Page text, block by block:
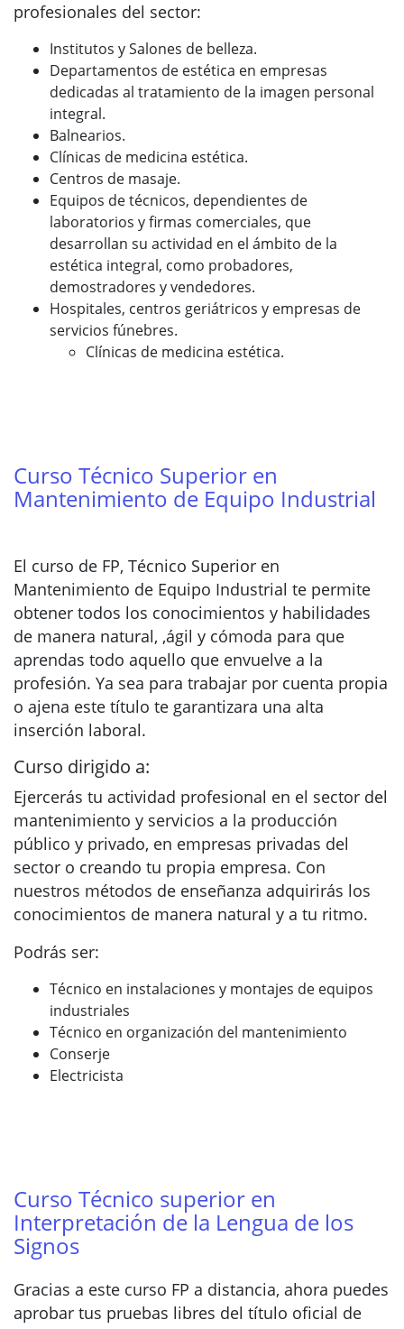
profesionales del sector:
Institutos y Salones de belleza.
Departamentos de estética en empresas
dedicadas al tratamiento de la imagen personal
integral.
Balnearios.
Clínicas de medicina estética.
Centros de masaje.
Equipos de técnicos, dependientes de
laboratorios y firmas comerciales, que
desarrollan su actividad en el ámbito de la
estética integral, como probadores,
demostradores y vendedores.
Hospitales, centros geriátricos y empresas de
servicios fúnebres.
Clínicas de medicina estética.
Curso Técnico Superior en
Mantenimiento de Equipo Industrial
El curso de FP, Técnico Superior en
Mantenimiento de Equipo Industrial te permite
obtener todos los conocimientos y habilidades
de manera natural, ,ágil y cómoda para que
aprendas todo aquello que envuelve a la
profesión. Ya sea para trabajar por cuenta propia
o ajena este título te garantizara una alta
inserción laboral.
Curso dirigido a:
Ejercerás tu actividad profesional en el sector del
mantenimiento y servicios a la producción
público y privado, en empresas privadas del
sector o creando tu propia empresa. Con
nuestros métodos de enseñanza adquirirás los
conocimientos de manera natural y a tu ritmo.
Podrás ser:
Técnico en instalaciones y montajes de equipos
industriales
Técnico en organización del mantenimiento
Conserje
Electricista
Curso Técnico superior en
Interpretación de la Lengua de los
Signos
Gracias a este curso FP a distancia, ahora puedes
aprobar tus pruebas libres del título oficial de